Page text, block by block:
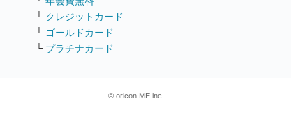
└ クレジットカード
└ ゴールドカード
└ プラチナカード
© oricon ME inc.